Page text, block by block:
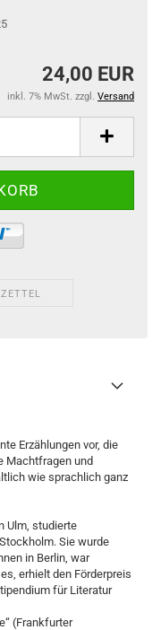
24,00 EUR
inkl. 7% MwSt. zzgl. Versand
Erzählungen vor, die
Machtfragen und
wie sprachlich ganz
Ulm, studierte
Sie wurde
in Berlin, war
erhielt den Förderpreis
für Literatur
(Frankfurter